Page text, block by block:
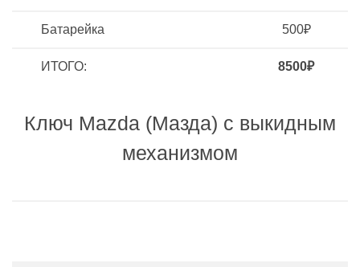
Батарейка 500₽
ИТОГО: 8500₽
Ключ Mazda (Мазда) с выкидным
механизмом